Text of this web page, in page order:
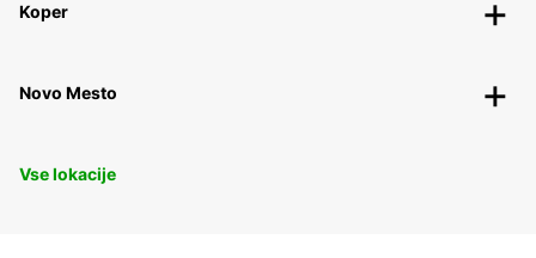
Koper
Novo Mesto
Vse lokacije